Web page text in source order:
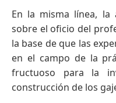
En la misma línea, la
sobre el oficio del
la base de que las
en el campo de la
fructuoso para la
construcción de los